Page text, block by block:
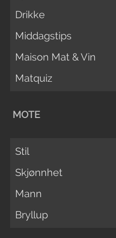
Drikke
Middagstips
Maison Mat & Vin
Matquiz
MOTE
Stil
Skjønnhet
Mann
Bryllup